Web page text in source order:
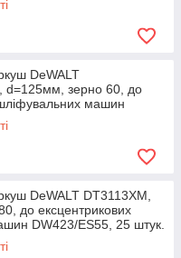
DeWALT
d=125мм, зерно 60, до
машин
DeWALT DT3113XM,
до ексцентрикових
DW423/ES55, 25 штук.